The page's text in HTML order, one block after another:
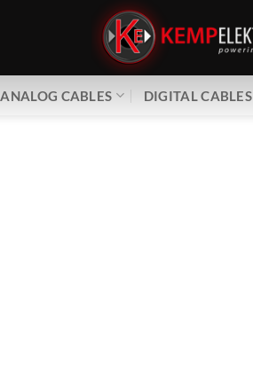
ANALOG CABLES DIGITAL CABLES